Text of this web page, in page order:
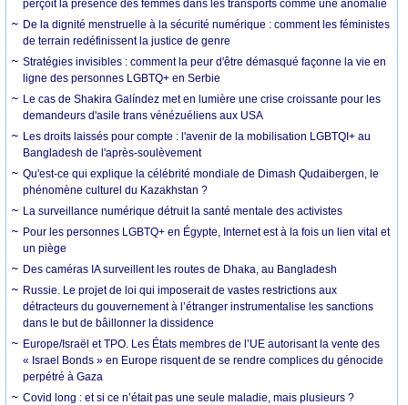
perçoit la présence des femmes dans les transports comme une anomalie
De la dignité menstruelle à la sécurité numérique : comment les féministes
de terrain redéfinissent la justice de genre
Stratégies invisibles : comment la peur d'être démasqué façonne la vie en
ligne des personnes LGBTQ+ en Serbie
Le cas de Shakira Galíndez met en lumière une crise croissante pour les
demandeurs d'asile trans vénézuéliens aux USA
Les droits laissés pour compte : l'avenir de la mobilisation LGBTQI+ au
Bangladesh de l'après-soulèvement
Qu'est-ce qui explique la célébrité mondiale de Dimash Qudaibergen, le
phénomène culturel du Kazakhstan ?
La surveillance numérique détruit la santé mentale des activistes
Pour les personnes LGBTQ+ en Égypte, Internet est à la fois un lien vital et
un piège
Des caméras IA surveillent les routes de Dhaka, au Bangladesh
Russie. Le projet de loi qui imposerait de vastes restrictions aux
détracteurs du gouvernement à l’étranger instrumentalise les sanctions
dans le but de bâillonner la dissidence
Europe/Israël et TPO. Les États membres de l’UE autorisant la vente des
« Israel Bonds » en Europe risquent de se rendre complices du génocide
perpétré à Gaza
Covid long : et si ce n’était pas une seule maladie, mais plusieurs ?